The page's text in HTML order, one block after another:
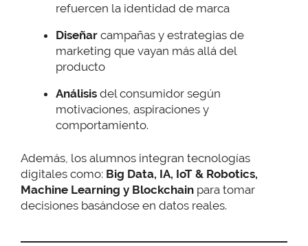
refuercen la identidad de marca
Diseñar campañas y estrategias de
marketing que vayan más allá del
producto
Análisis del consumidor según
motivaciones, aspiraciones y
comportamiento.
Además, los alumnos integran tecnologías
digitales como: Big Data, IA, IoT & Robotics,
Machine Learning y Blockchain para tomar
decisiones basándose en datos reales.